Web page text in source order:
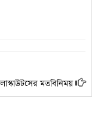
মতবিনিময়